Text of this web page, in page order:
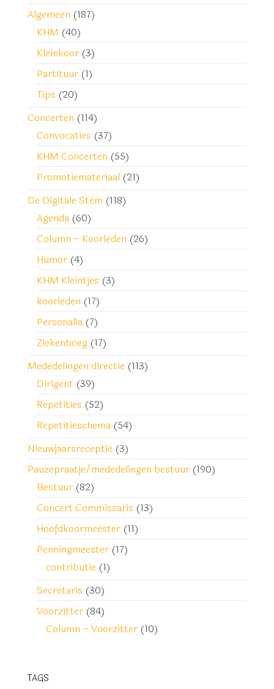
Algemeen (187)
KHM (40)
Kleinkoor (3)
Partituur (1)
Tips (20)
Concerten (114)
Convocaties (37)
KHM Concerten (55)
Promotiemateriaal (21)
De Digitale Stem (118)
Agenda (60)
Column – Koorleden (26)
Humor (4)
KHM Kleintjes (3)
koorleden (17)
Personalia (7)
Ziekenboeg (17)
Mededelingen directie (113)
Dirigent (39)
Repetities (52)
Repetitieschema (54)
Nieuwjaarsreceptie (3)
Pauzepraatje/mededelingen bestuur (190)
Bestuur (82)
Concert Commissaris (13)
Hoofdkoormeester (11)
Penningmeester (17)
contributie (1)
Secretaris (30)
Voorzitter (84)
Column – Voorzitter (10)
TAGS